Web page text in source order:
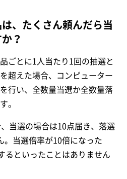
、たくさん頼んだら当
？
ごとに1人当たり1回の抽選と
超えた場合、コンピューター
行い、全数量当選か全数量落
。
当選の場合は10点届き、落選
。当選倍率が10倍になった
るといったことはありません